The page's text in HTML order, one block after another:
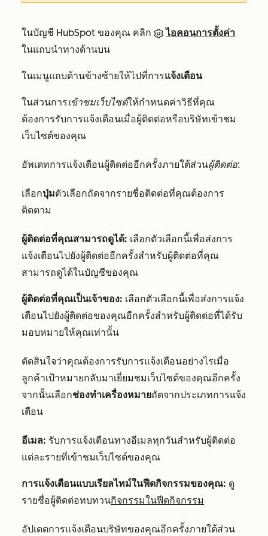
ในบัญชี HubSpot ของคุณ คลิก
ไอคอนการตั้งค่า
ในแถบนำทางด้านบน
ในเมนูแถบด้านข้างซ้ายให้ไปที่การแจ้งเตือน
ในส่วนการเข้าชมเว็บไซต์ให้กำหนดค่าวิธีที่คุณ
ต้องการรับการแจ้งเตือนเมื่อผู้ติดต่อหรือบริษัทเข้าชม
เว็บไซต์ของคุณ
อัพเดทการแจ้งเตือนผู้ติดต่ออีกครั้งภายใต้ส่วนผู้ติดต่อ:
เลือกปุ่มตัวเลือกถัดจากรายชื่อติดต่อที่คุณต้องการ
ติดตาม
ผู้ติดต่อที่คุณสามารถดูได้: เลือกตัวเลือกนี้เพื่อส่งการ
แจ้งเตือนไปยังผู้ติดต่ออีกครั้งสำหรับผู้ติดต่อที่คุณ
สามารถดูได้ในบัญชีของคุณ
ผู้ติดต่อที่คุณเป็นเจ้าของ: เลือกตัวเลือกนี้เพื่อส่งการแจ้ง
เตือนไปยังผู้ติดต่อของคุณอีกครั้งสำหรับผู้ติดต่อที่ได้รับ
มอบหมายให้คุณเท่านั้น
ตัดสินใจว่าคุณต้องการรับการแจ้งเตือนอย่างไรเมื่อ
ลูกค้าเป้าหมายกลับมาเยี่ยมชมเว็บไซต์ของคุณอีกครั้ง
จากนั้นเลือกช่องทำเครื่องหมายถัดจากประเภทการแจ้ง
เตือน
อีเมล: รับการแจ้งเตือนทางอีเมลทุกวันสำหรับผู้ติดต่อ
แต่ละรายที่เข้าชมเว็บไซต์ของคุณ
การแจ้งเตือนแบบเรียลไทม์ในฟีดกิจกรรมของคุณ: ดู
รายชื่อผู้ติดต่อทบทวนกิจกรรมในฟีดกิจกรรม
อัปเดตการแจ้งเตือนบริษัทของคุณอีกครั้งภายใต้ส่วน